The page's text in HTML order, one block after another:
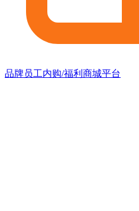
品牌员工内购/福利商城平台